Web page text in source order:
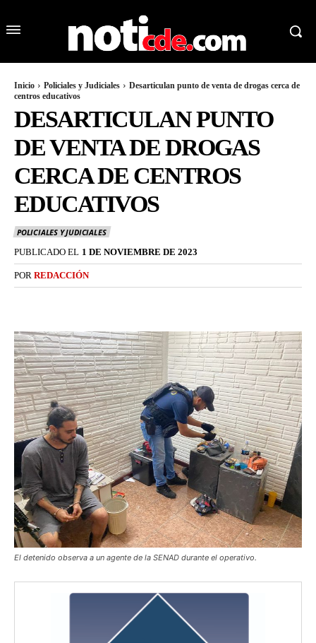
Inicio Policiales y Judiciales
Desarticulan punto de venta de drogas cerca de
centros educativos
DESARTICULAN PUNTO
DE VENTA DE DROGAS
CERCA DE CENTROS
EDUCATIVOS
POLICIALES Y JUDICIALES
PUBLICADO EL 1 DE NOVIEMBRE DE 2023
POR REDACCIÓN
El detenido observa a un agente de la SENAD durante el operativo.